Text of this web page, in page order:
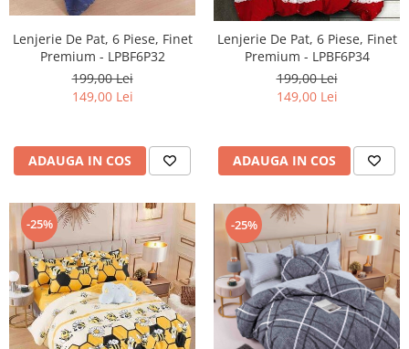
Lenjerie De Pat, 6 Piese, Finet
Premium - LPBF6P32
199,00 Lei
149,00 Lei
ADAUGA IN COS
Lenjerie De Pat, 6 Piese, Finet
Premium - LPBF6P34
199,00 Lei
149,00 Lei
ADAUGA IN COS
-25% -25%